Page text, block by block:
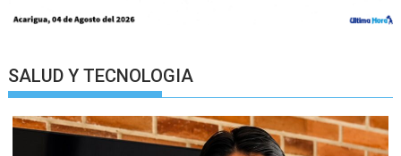
SALUD Y TECNOLOGIA